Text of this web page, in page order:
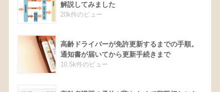
解説してみました
20k件のビュー
高齢ドライバーが免許更新するまでの手順。
通知書が届いてから更新手続きまで
10.5k件のビュー